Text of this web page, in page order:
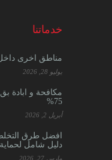
خدماتنا
مناطق اخرى
يوليو 28, 2026
75%
أبريل 2, 2026
افضل طرق
دليل شامل
مارس 27, 2026